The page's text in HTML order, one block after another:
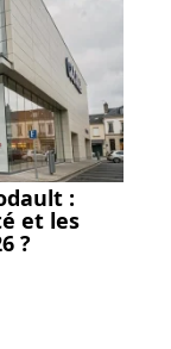
:
et les
?